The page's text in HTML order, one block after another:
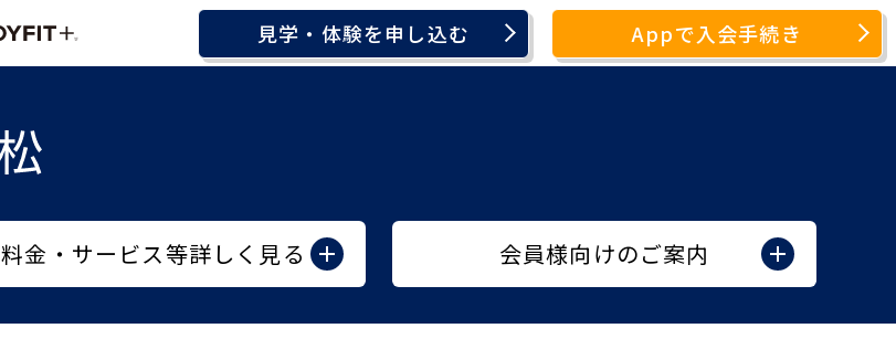
見学・体験を申し込む Appで入会手続き
料金・サービス等詳しく見る 会員様向けのご案内